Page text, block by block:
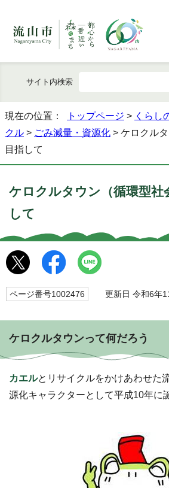
サイト内検索
現在の位置： トップページ > くらし
クル > ごみ減量・資源化 > ケロクル
目指して
ケロクルタウン（循環型社
して
ページ番号1002476 更新日 令和6年
ケロクルタウンって何だろう
カエルとリサイクルをかけあわせた
源化キャラクターとして平成10年に